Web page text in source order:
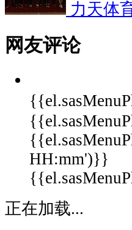
力天体
网友评论
HH:mm')}}
正在加载...